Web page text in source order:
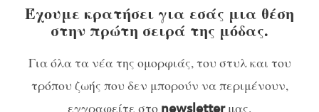
Έχουμε κρατήσει για εσάς μια θέση
στην πρώτη σειρά της μόδας.
Για όλα τα νέα της ομορφιάς, του στυλ και του
τρόπου ζωής που δεν μπορούν να περιμένουν,
εγγραφείτε στο
μας.